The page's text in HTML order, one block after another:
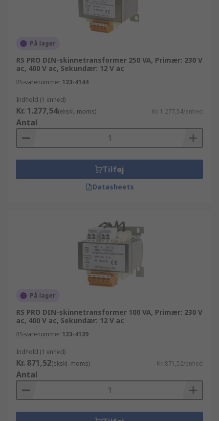
På lager
RS PRO DIN-skinnetransformer 250 VA, Primær: 230 V
ac, 400 V ac, Sekundær: 12 V ac
RS-varenummer 123-4144
Indhold (1 enhed)
Kr. 1.277,54(ekskl. moms) Kr. 1.277,54/enhed
Antal
Tilføj
Datasheets
På lager
RS PRO DIN-skinnetransformer 100 VA, Primær: 230 V
ac, 400 V ac, Sekundær: 12 V ac
RS-varenummer 123-4139
Indhold (1 enhed)
Kr. 871,52(ekskl. moms) Kr. 871,52/enhed
Antal